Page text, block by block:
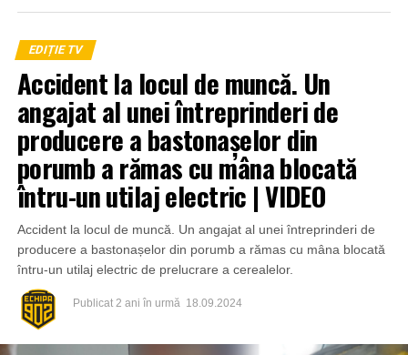
EDIȚIE TV
Accident la locul de muncă. Un
angajat al unei întreprinderi de
producere a bastonașelor din
porumb a rămas cu mâna blocată
întru-un utilaj electric | VIDEO
Accident la locul de muncă. Un angajat al unei întreprinderi de
producere a bastonașelor din porumb a rămas cu mâna blocată
întru-un utilaj electric de prelucrare a cerealelor.
Publicat 2 ani în urmă 18.09.2024